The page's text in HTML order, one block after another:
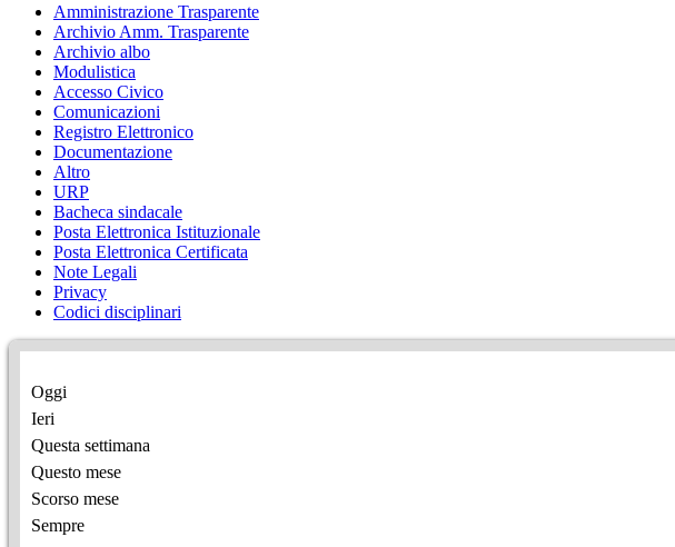
Amministrazione Trasparente
Archivio Amm. Trasparente
Archivio albo
Modulistica
Accesso Civico
Comunicazioni
Registro Elettronico
Documentazione
Altro
URP
Bacheca sindacale
Posta Elettronica Istituzionale
Posta Elettronica Certificata
Note Legali
Privacy
Codici disciplinari
Oggi
Ieri
Questa settimana
Questo mese
Scorso mese
Sempre